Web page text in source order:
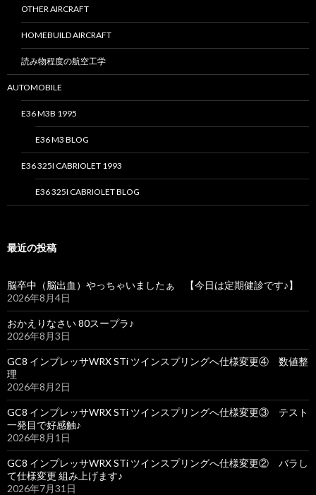
OTHER AIRCRAFT
HOMEBUILD AIRCRAFT
読み物程度の航空工学
AUTOMOBILE
E36 M3B 1995
E36 M3 BLOG
E36 325I CABRIOLET 1993
E36 325I CABRIOLET BLOG
最近の投稿
脳卒中（脳出血）やっちゃいましたぁ 【今日は定期健診です♪】
2026年8月4日
おかえりなさい 80スープラ♪
2026年8月3日
GC8 インプレッサWRX STi ツインスプリングへ仕様変更④ 数値整
理
2026年8月2日
GC8 インプレッサWRX STi ツインスプリングへ仕様変更③ テスト
一発目で好感触♪
2026年8月1日
GC8 インプレッサWRX STi ツインスプリングへ仕様変更② バラし
て仕様変更 組み上げます♪
2026年7月31日